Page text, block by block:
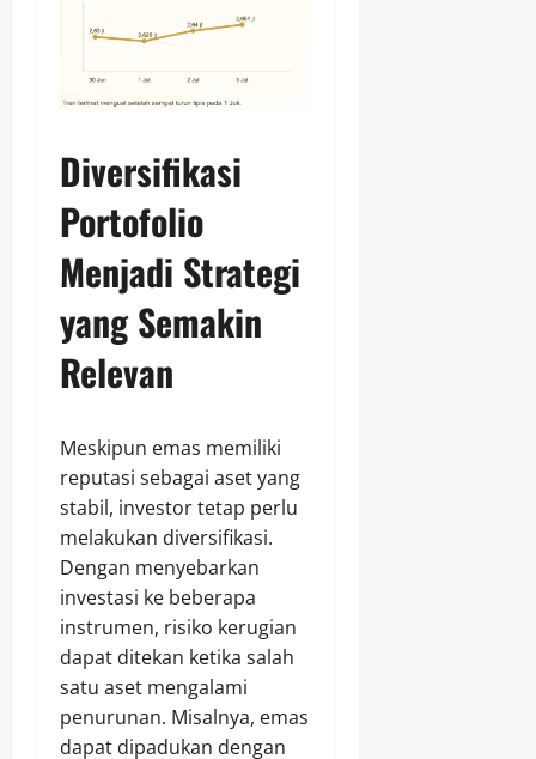
Diversifikasi
Portofolio
Menjadi Strategi
yang Semakin
Relevan
Meskipun emas memiliki
reputasi sebagai aset yang
stabil, investor tetap perlu
melakukan diversifikasi.
Dengan menyebarkan
investasi ke beberapa
instrumen, risiko kerugian
dapat ditekan ketika salah
satu aset mengalami
penurunan. Misalnya, emas
dapat dipadukan dengan